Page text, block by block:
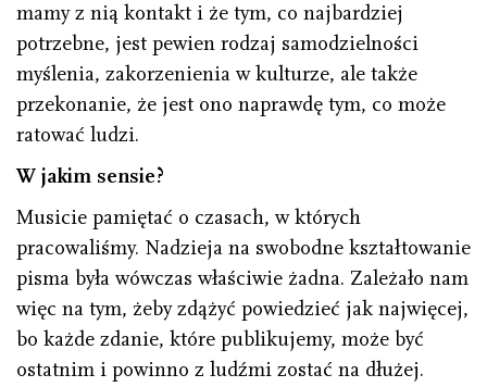
mamy z nią kontakt i że tym, co najbardziej
potrzebne, jest pewien rodzaj samodzielności
myślenia, zakorzenienia w kulturze, ale także
przekonanie, że jest ono naprawdę tym, co może
ratować ludzi.
W jakim sensie?
Musicie pamiętać o czasach, w których
pracowaliśmy. Nadzieja na swobodne kształtowanie
pisma była wówczas właściwie żadna. Zależało nam
więc na tym, żeby zdążyć powiedzieć jak najwięcej,
bo każde zdanie, które publikujemy, może być
ostatnim i powinno z ludźmi zostać na dłużej.